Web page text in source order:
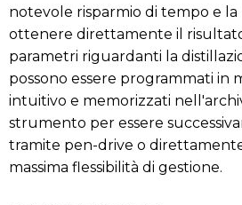
notevole risparmio di tempo e la
ottenere direttamente il
parametri riguardanti la
possono essere programmati in
intuitivo e memorizzati
strumento per essere
tramite pen-drive o
massima flessibilità di gestione.